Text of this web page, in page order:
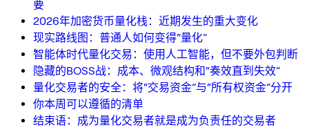
要
2026年加密货币量化栈：近期发生的重大变化
现实路线图：普通人如何变得“量化”
智能体时代量化交易：使用人工智能，但不要外包判断
隐藏的BOSS战：成本、微观结构和“奏效直到失效”
量化交易者的安全：将“交易资金”与“所有权资金”分开
你本周可以遵循的清单
结束语：成为量化交易者就是成为负责任的交易者